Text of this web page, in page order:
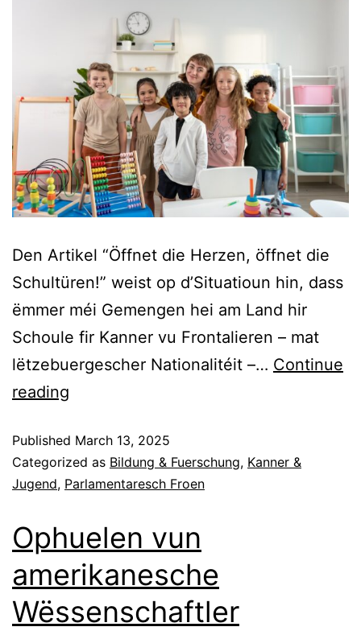
Den Artikel “Öffnet die Herzen, öffnet die
Schultüren!” weist op d’Situatioun hin, dass
ëmmer méi Gemengen hei am Land hir
Schoule fir Kanner vu Frontalieren – mat
lëtzebuergescher Nationalitéit –… Continue
reading
Published March 13, 2025
Categorized as Bildung & Fuerschung, Kanner &
Jugend, Parlamentaresch Froen
Ophuelen vun
amerikanesche
Wëssenschaftler